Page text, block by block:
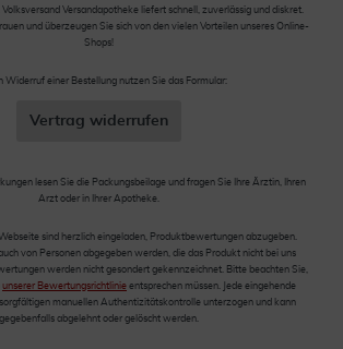
Versandapotheke liefert schnell, zuverlässig und diskret.
und überzeugen Sie sich von den vielen Vorteilen unseres Online-
Shops!
Widerruf einer Bestellung nutzen Sie das Formular:
Vertrag widerrufen
lesen Sie die Packungsbeilage und fragen Sie Ihre Ärztin, Ihren
Arzt oder in Ihrer Apotheke.
sind herzlich eingeladen, Produktbewertungen abzugeben.
von Personen abgegeben werden, die das Produkt nicht bei uns
werden nicht gesondert gekennzeichnet. Bitte beachten Sie,
unserer Bewertungsrichtlinie entsprechen müssen. Jede eingehende
manuellen Authentizitätskontrolle unterzogen und kann
gegebenfalls abgelehnt oder gelöscht werden.